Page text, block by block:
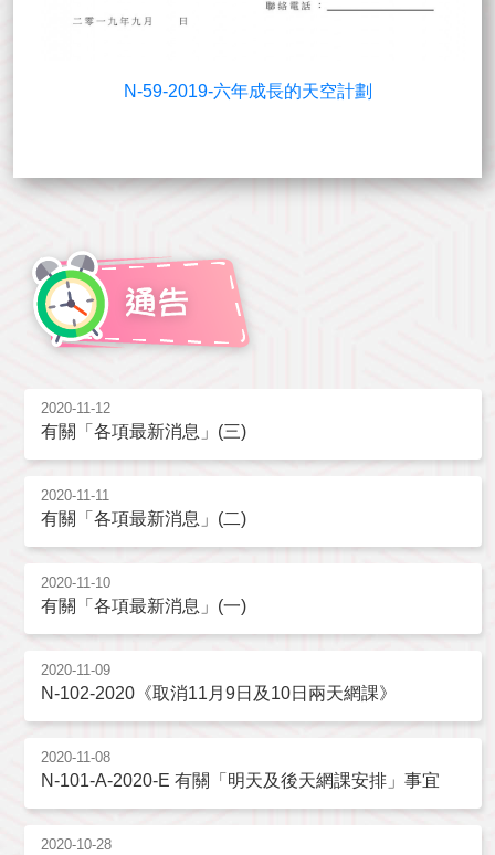
N-59-2019-六年成長的天空計劃
2020-11-12
有關「各項最新消息」(三)
2020-11-11
有關「各項最新消息」(二)
2020-11-10
有關「各項最新消息」(一)
2020-11-09
N-102-2020《取消11月9日及10日兩天網課》
2020-11-08
N-101-A-2020-E 有關「明天及後天網課安排」事宜
2020-10-28